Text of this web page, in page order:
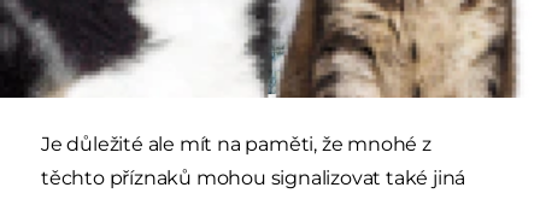
Je důležité ale mít na paměti, že mnohé z
těchto příznaků mohou signalizovat také jiná